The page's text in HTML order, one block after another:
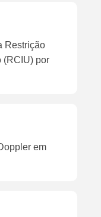
Restrição
(RCIU) por
em